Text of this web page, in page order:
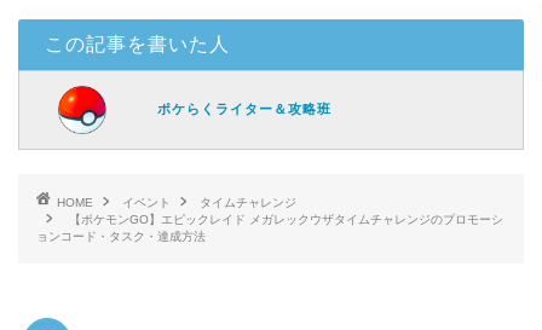
この記事を書いた人
ポケらくライター＆攻略班
HOME イベント
タイムチャレンジ
【ポケモンGO】エピックレイド メガレックウザタイムチャレンジのプロモーシ
ョンコード・タスク・達成方法